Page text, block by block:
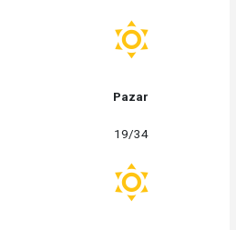
Pazar
19/34